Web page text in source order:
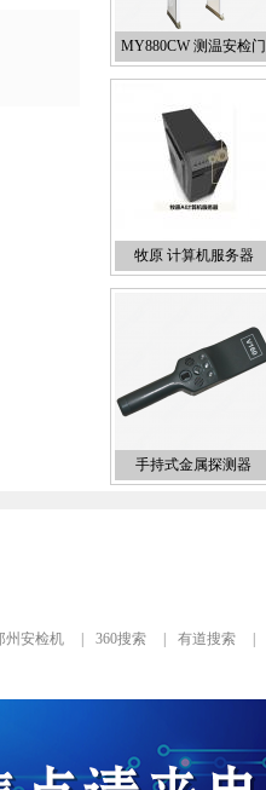
MY880CW 测温安检门
牧原 计算机服务器
手持式金属探测器
州安检机 360搜索 有道搜索